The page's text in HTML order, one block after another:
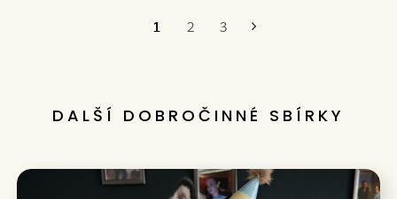
1 2 3
DALŠÍ DOBROČINNÉ SBÍRKY